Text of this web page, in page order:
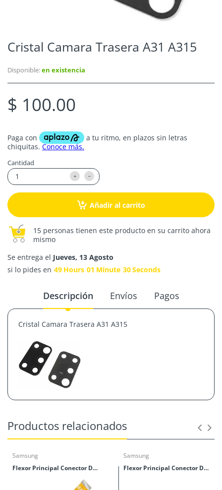
Cristal Camara Trasera A31 A315
Disponible:en existencia
$ 100.00
Cantidad
Añadir al carrito
15 personas tienen este producto en su carrito ahora
mismo
Se entrega el Jueves, 13 Agosto
si lo pides en 49 Hours 01 Minute 29Seconds
Descripción Envíos Pagos
Cristal Camara Trasera A31 A315
Productos relacionados
Samsung
Flexor Principal Conector De Tablillas Samsung M40 (M405)
Samsung
Flexor Principal Conector De Tablillas Samsung M30 (M305)